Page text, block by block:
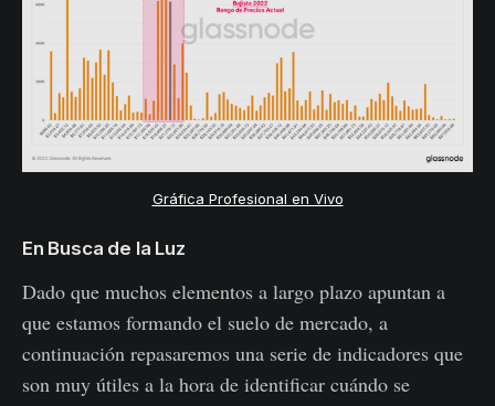
Gráfica Profesional en Vivo
En Busca de la Luz
Dado que muchos elementos a largo plazo apuntan a
que estamos formando el suelo de mercado, a
continuación repasaremos una serie de indicadores que
son muy útiles a la hora de identificar cuándo se